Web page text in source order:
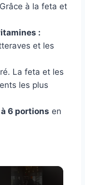
Grâce à la feta et
:
et les
La feta et les
les plus
6 portions en